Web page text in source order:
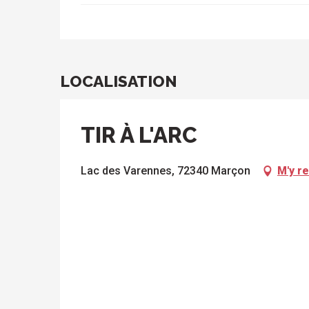
LOCALISATION
TIR À L'ARC
Lac des Varennes, 72340 Marçon M'y